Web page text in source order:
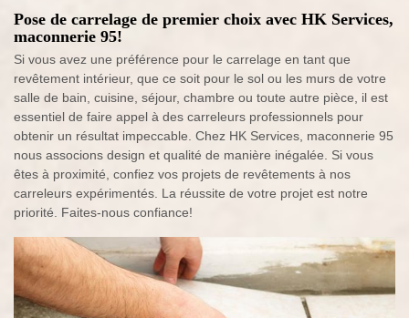
Pose de carrelage de premier choix avec HK Services,
maconnerie 95!
Si vous avez une préférence pour le carrelage en tant que
revêtement intérieur, que ce soit pour le sol ou les murs de votre
salle de bain, cuisine, séjour, chambre ou toute autre pièce, il est
essentiel de faire appel à des carreleurs professionnels pour
obtenir un résultat impeccable. Chez HK Services, maconnerie 95
nous associons design et qualité de manière inégalée. Si vous
êtes à proximité, confiez vos projets de revêtements à nos
carreleurs expérimentés. La réussite de votre projet est notre
priorité. Faites-nous confiance!